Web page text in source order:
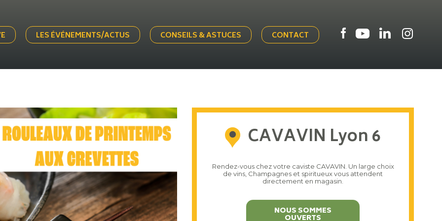
LES ÉVÉNEMENTS/ACTUS CONSEILS & ASTUCES CONTACT
CAVAVIN Lyon 6
Rendez-vous chez votre caviste CAVAVIN. Un large choix
de vins, Champagnes et spiritueux vous attendent
directement en magasin.
NOUS SOMMES
OUVERTS